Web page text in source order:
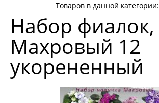
Товаров в данной категории:
Набор фиалок,
Махровый 12
укорененный